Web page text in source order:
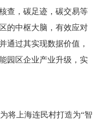
查，碳足迹，碳交易等
的中枢大脑，有效应对
通过其实现数据价值，
园区企业产业升级，实
将上海连民村打造为“智